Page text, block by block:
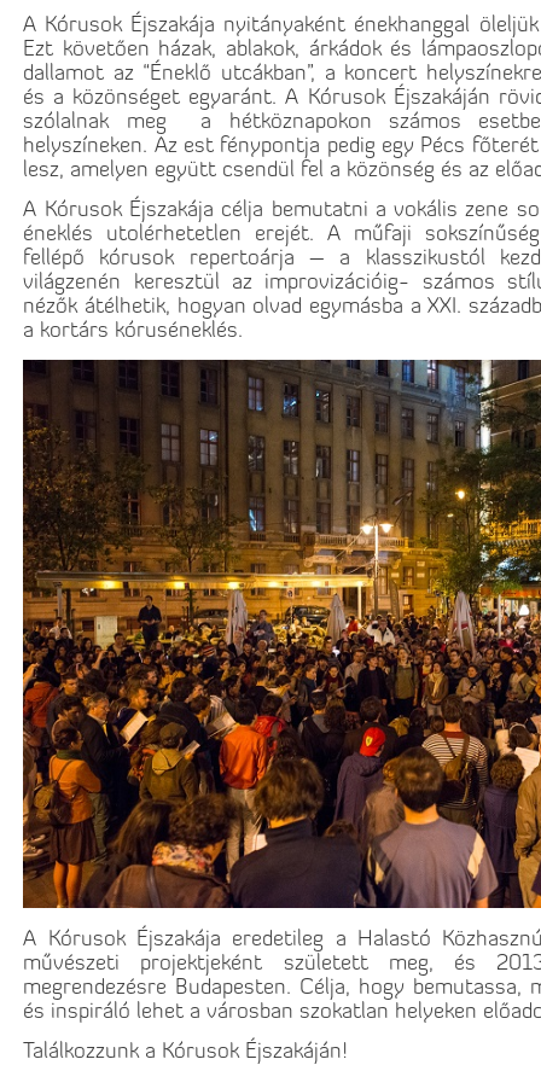
A Kórusok Éjszakája nyitányaként énekhanggal
Ezt követően házak, ablakok, árkádok és
dallamot az “Éneklő utcákban”, a koncert
és a közönséget egyaránt. A Kórusok Éjszakáján
szólalnak meg a hétköznapokon számos
helyszíneken. Az est fénypontja pedig egy Pécs
lesz, amelyen együtt csendül fel a közönség és az
A Kórusok Éjszakája célja bemutatni a vokális zene
éneklés utolérhetetlen erejét. A műfaji
fellépő kórusok repertoárja – a klasszikustól
világzenén keresztül az improvizációig- számos
nézők átélhetik, hogyan olvad egymásba a XXI.
a kortárs kóruséneklés.
A Kórusok Éjszakája eredetileg a Halastó
művészeti projektjeként született meg, és
megrendezésre Budapesten. Célja, hogy bemutassa,
és inspiráló lehet a városban szokatlan helyeken
Találkozzunk a Kórusok Éjszakáján!